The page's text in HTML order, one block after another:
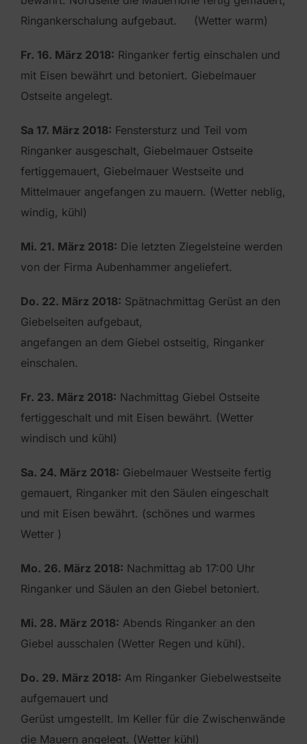
Ringankerschalung aufgebaut. (Wetter warm)
Fr. 16. März 2018: Ringanker fertig einschalen und
mit Eisen bewährt und betoniert. Giebelmauer
Ostseite angelegt.
Sa 17. März 2018: Fenstersturz und Teil vom
Ringanker ausgeschalt, Giebelmauer Ostseite
fertiggemauert, Giebelmauer Westseite und
Mittelmauer angefangen zu mauern. (Wetter neblig,
windig, kühl)
Mi. 21. März 2018: Die letzten Ziegelsteine werden
von der Firma Aubenhammer angeliefert.
Do. 22. März 2018: Spätnachmittag Gerüst an den
Giebelseiten aufgebaut,
angefangen an dem Giebel ostseitig, Ringanker
einschalen.
Fr. 23. März 2018: Nachmittag Giebel Ostseite
fertiggeschalt und mit Eisen bewährt. (Wetter
windisch und kühl)
Sa. 24. März 2018: Giebelmauer Westseite fertig
gemauert, Ringanker mit den Säulen eingeschalt
und mit Eisen bewährt. (schönes und warmes
Wetter )
Mo. 26. März 2018: Nachmittag ab 17:00 Uhr
Ringanker und Säulen an den Giebel betoniert.
Mi. 28. März 2018: Abends Ringanker an den
Giebel ausschalen (Wetter Regen und kühl).
Do. 29. März 2018: Am Ringanker Giebelwestseite
aufgemauert und
Gerüst umgestellt. Im Keller für die Zwischenwände
die Mauern angelegt. (Wetter kühl)